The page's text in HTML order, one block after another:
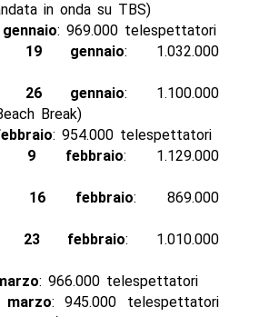
in onda su TBS)
: 969.000 telespettatori
19 gennaio: 1.032.000
26 gennaio: 1.100.000
Break)
: 954.000 telespettatori
9 febbraio: 1.129.000
16 febbraio: 869.000
23 febbraio: 1.010.000
: 966.000 telespettatori
: 945.000 telespettatori